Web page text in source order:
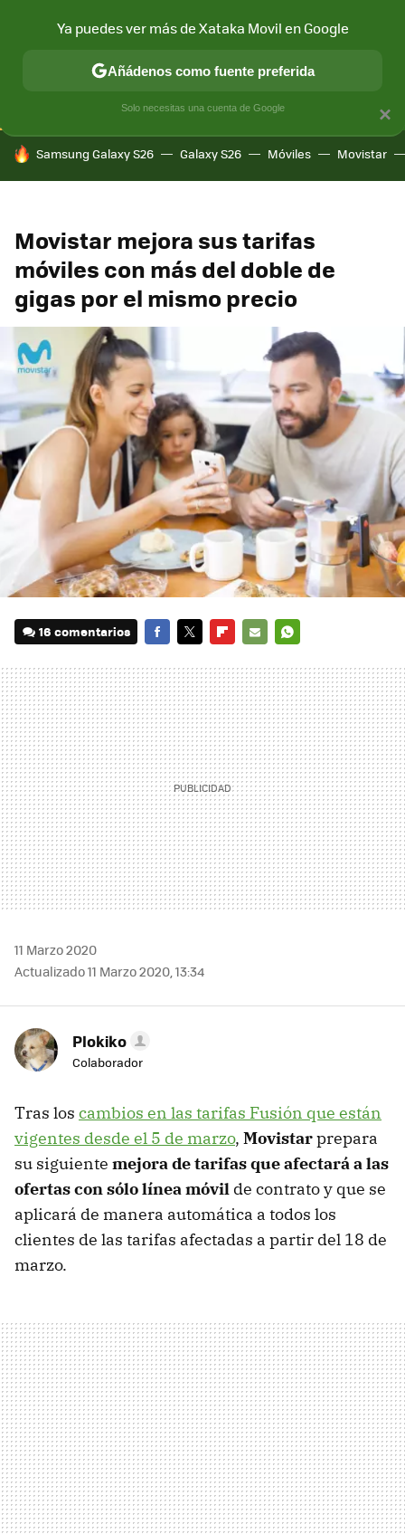
CONECTIVIDAD MÓVIL Y SOCIEDAD APLICACIONES
HOY SE HABLA DE
Samsung Galaxy S26 Galaxy S26 Móviles Movistar
Movistar mejora sus tarifas
móviles con más del doble de
gigas por el mismo precio
16 comentarios
MAIL
11 Marzo 2020
Actualizado 11 Marzo 2020, 13:34
Plokiko
Colaborador
Tras los cambios en las tarifas Fusión que están
vigentes desde el 5 de marzo, Movistarprepara
su siguiente mejora de tarifas que afectará a las
ofertas con sólo línea móvil de contrato y que se
aplicará de manera automática a todos los
clientes de las tarifas afectadas a partir del 18 de
marzo.
×
Ya puedes ver más de Xataka Movil en Google
Añádenos como fuente preferida
Solo necesitas una cuenta de Google